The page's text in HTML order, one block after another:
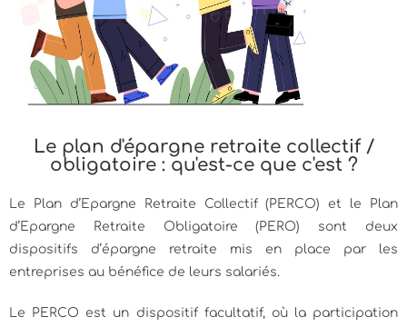
Le plan d'épargne retraite collectif /
obligatoire : qu'est-ce que c'est ?
Le Plan d’Epargne Retraite Collectif (PERCO) et le Plan
d’Epargne Retraite Obligatoire (PERO) sont deux
dispositifs d’épargne retraite mis en place par les
entreprises au bénéfice de leurs salariés.
Le PERCO est un dispositif facultatif, où la participation